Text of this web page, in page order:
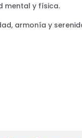
mental y física.
armonía y